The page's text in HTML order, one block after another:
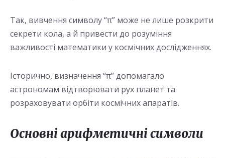
Так, вивчення символу “π” може не лише розкрити
секрети кола, а й привести до розуміння
важливості математики у космічних дослідженнях.
Історично, визначення “π” допомагало
астрономам відтворювати рух планет та
розраховувати орбіти космічних апаратів.
Основні арифметичні символи